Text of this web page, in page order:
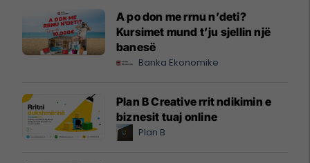
A po don me rrnu n’deti?
Kursimet mund t’ju sjellin një
banesë
Banka Ekonomike
Plan B Creative rrit ndikimin e
biznesit tuaj online
Plan B